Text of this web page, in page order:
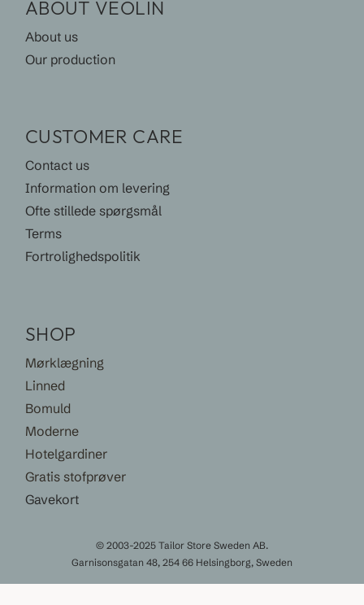
ABOUT VEOLIN
About us
Our production
CUSTOMER CARE
Contact us
Information om levering
Ofte stillede spørgsmål
Terms
Fortrolighedspolitik
SHOP
Mørklægning
Linned
Bomuld
Moderne
Hotelgardiner
Gratis stofprøver
Gavekort
© 2003-2025 Tailor Store Sweden AB.
Garnisonsgatan 48, 254 66 Helsingborg, Sweden